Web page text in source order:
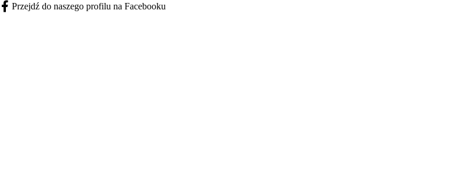
Facebook - otwiera się w nowej karcie
Przejdź do naszego profilu na Facebooku